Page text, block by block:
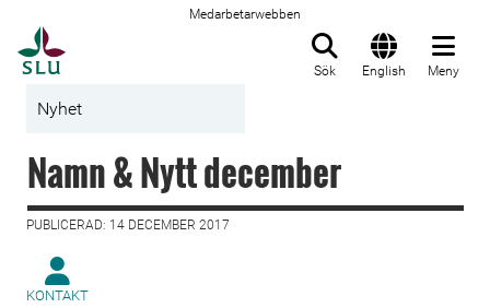
Medarbetarwebben
Sök English Meny
Nyhet
Namn & Nytt december
PUBLICERAD: 14 DECEMBER 2017
KONTAKT